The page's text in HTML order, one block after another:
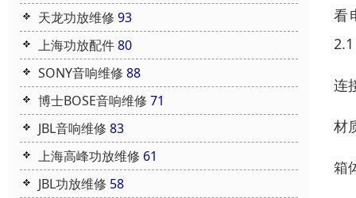
天龙功放维修 93
上海功放配件80
SONY音响维修 88
博士BOSE音响维修 71
JBL音响维修 83
上海高峰功放维修 61
JBL功放维修 58
看
连
材
箱